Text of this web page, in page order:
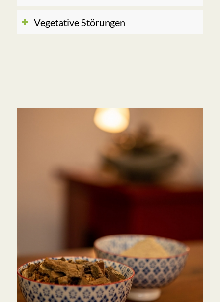
Vegetative Störungen